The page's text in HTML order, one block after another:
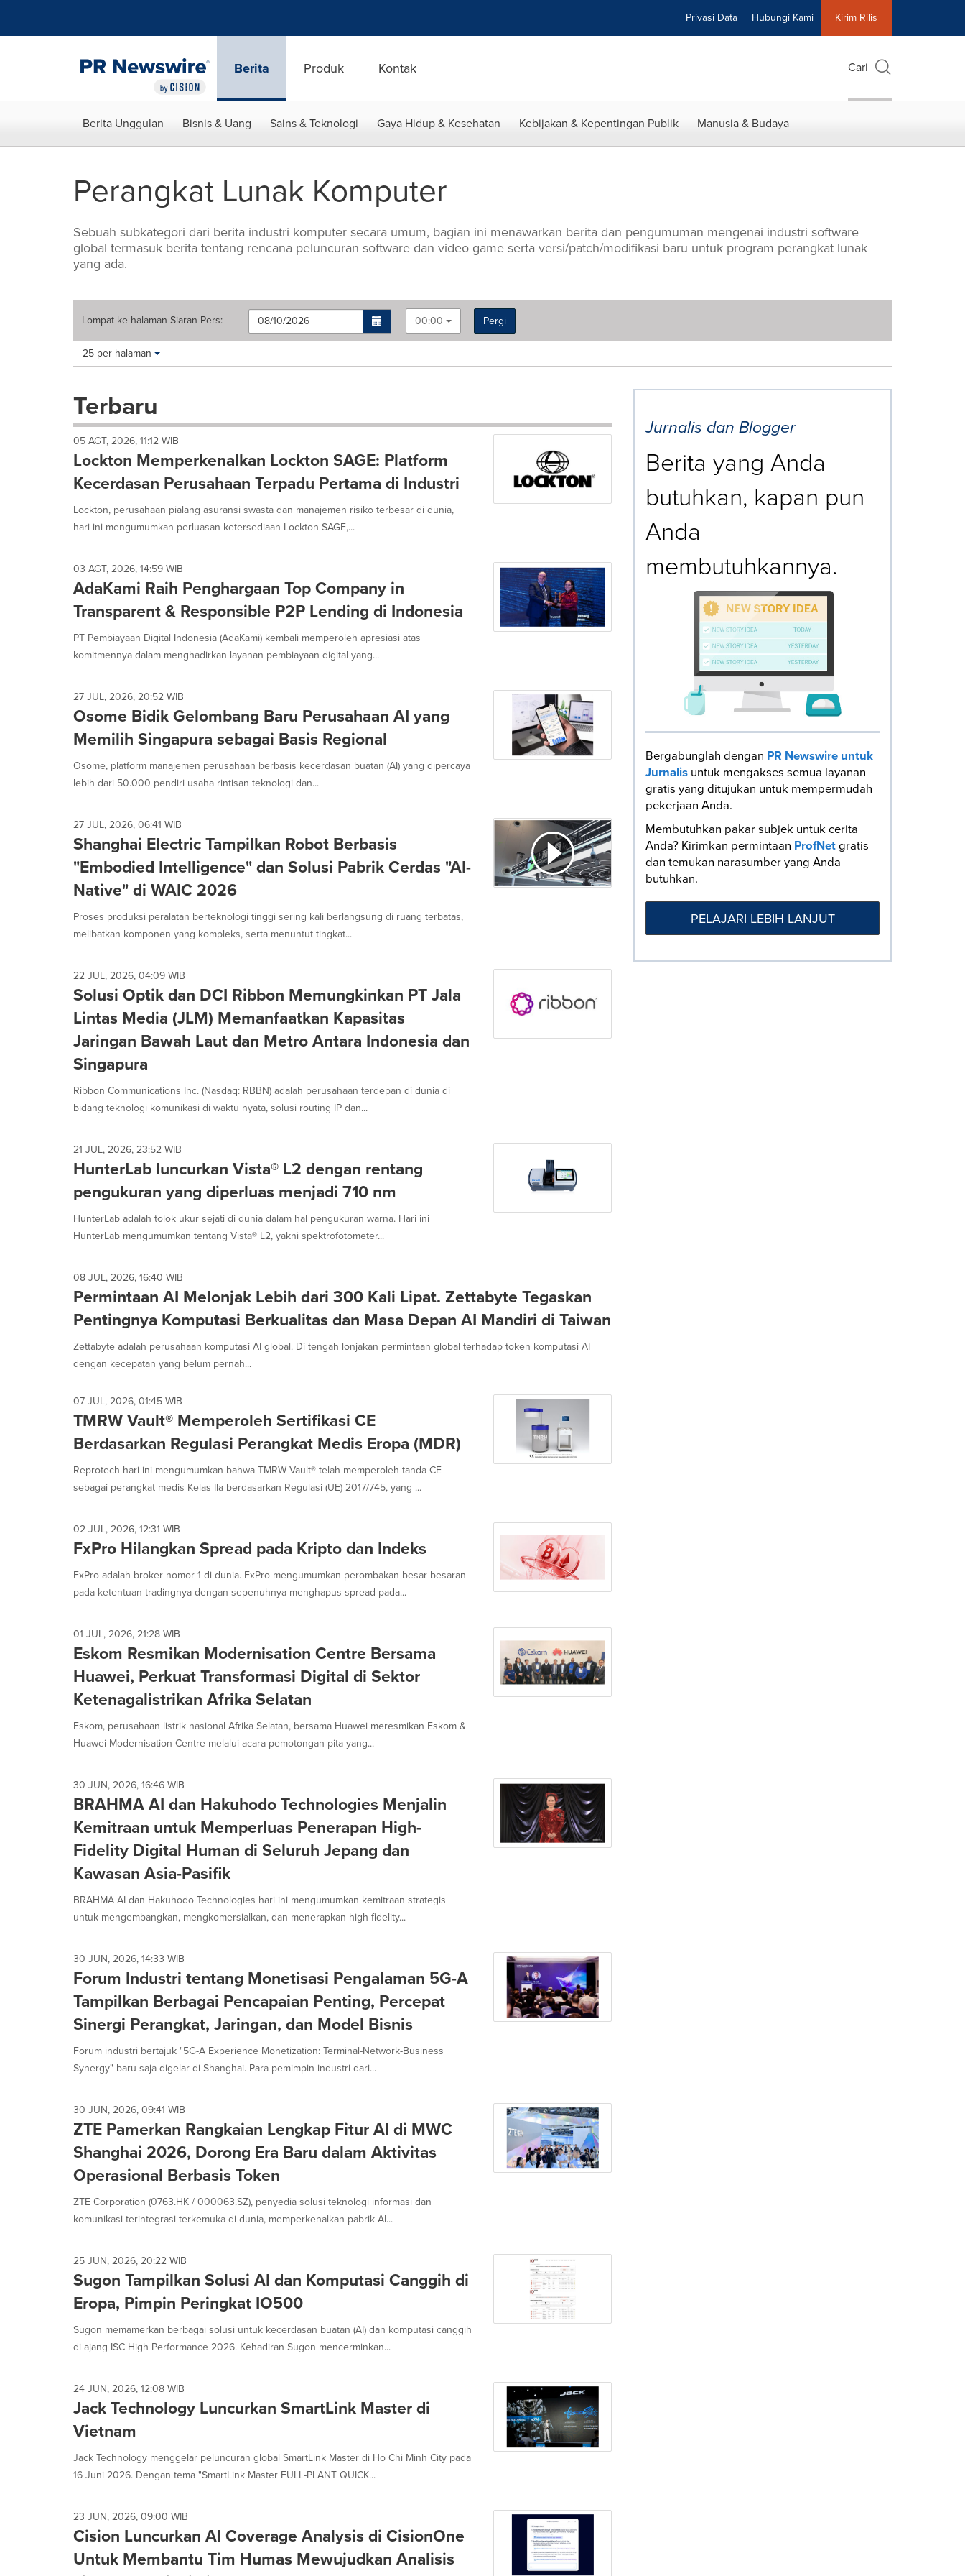
Privasi Data Hubungi Kami Kirim Rilis
Berita Produk Kontak Cari
Berita Unggulan Bisnis & Uang Sains & Teknologi Gaya Hidup & Kesehatan Kebijakan & Kepentingan Publik Manusia & Budaya
Perangkat Lunak Komputer
Sebuah subkategori dari berita industri komputer secara umum, bagian ini menawarkan berita dan pengumuman mengenai industri software
global termasuk berita tentang rencana peluncuran software dan video game serta versi/patch/modifikasi baru untuk program perangkat lunak
yang ada.
Lompat ke halaman Siaran Pers: 00:00
Pergi
Making
these
dropdown
cause
content
on
this
page
change.
listings
will
update
as
each
option
is
selected.
Items per page:
25 per halaman
Terbaru
05 AGT, 2026, 11:12 WIB
Lockton Memperkenalkan Lockton SAGE: Platform
Kecerdasan Perusahaan Terpadu Pertama di Industri
Lockton, perusahaan pialang asuransi swasta dan manajemen risiko terbesar di dunia,
hari ini mengumumkan perluasan ketersediaan Lockton SAGE,...
03 AGT, 2026, 14:59 WIB
AdaKami Raih Penghargaan Top Company in
Transparent & Responsible P2P Lending di Indonesia
PT Pembiayaan Digital Indonesia (AdaKami) kembali memperoleh apresiasi atas
komitmennya dalam menghadirkan layanan pembiayaan digital yang...
27 JUL, 2026, 20:52 WIB
Osome Bidik Gelombang Baru Perusahaan AI yang
Memilih Singapura sebagai Basis Regional
Osome, platform manajemen perusahaan berbasis kecerdasan buatan (AI) yang dipercaya
lebih dari 50.000 pendiri usaha rintisan teknologi dan...
27 JUL, 2026, 06:41 WIB
Shanghai Electric Tampilkan Robot Berbasis
"Embodied Intelligence" dan Solusi Pabrik Cerdas "AI-
Native" di WAIC 2026
Proses produksi peralatan berteknologi tinggi sering kali berlangsung di ruang terbatas,
melibatkan komponen yang kompleks, serta menuntut tingkat...
22 JUL, 2026, 04:09 WIB
Solusi Optik dan DCI Ribbon Memungkinkan PT Jala
Lintas Media (JLM) Memanfaatkan Kapasitas
Jaringan Bawah Laut dan Metro Antara Indonesia dan
Singapura
Ribbon Communications Inc. (Nasdaq: RBBN) adalah perusahaan terdepan di dunia di
bidang teknologi komunikasi di waktu nyata, solusi routing IP dan...
21 JUL, 2026, 23:52 WIB
HunterLab luncurkan Vista® L2 dengan rentang
pengukuran yang diperluas menjadi 710 nm
HunterLab adalah tolok ukur sejati di dunia dalam hal pengukuran warna. Hari ini
HunterLab mengumumkan tentang Vista® L2, yakni spektrofotometer...
08 JUL, 2026, 16:40 WIB
Permintaan AI Melonjak Lebih dari 300 Kali Lipat. Zettabyte Tegaskan
Pentingnya Komputasi Berkualitas dan Masa Depan AI Mandiri di Taiwan
Zettabyte adalah perusahaan komputasi AI global. Di tengah lonjakan permintaan global terhadap token komputasi AI
dengan kecepatan yang belum pernah...
07 JUL, 2026, 01:45 WIB
TMRW Vault® Memperoleh Sertifikasi CE
Berdasarkan Regulasi Perangkat Medis Eropa (MDR)
Reprotech hari ini mengumumkan bahwa TMRW Vault® telah memperoleh tanda CE
sebagai perangkat medis Kelas IIa berdasarkan Regulasi (UE) 2017/745, yang ...
02 JUL, 2026, 12:31 WIB
FxPro Hilangkan Spread pada Kripto dan Indeks
FxPro adalah broker nomor 1 di dunia. FxPro mengumumkan perombakan besar-besaran
pada ketentuan tradingnya dengan sepenuhnya menghapus spread pada...
01 JUL, 2026, 21:28 WIB
Eskom Resmikan Modernisation Centre Bersama
Huawei, Perkuat Transformasi Digital di Sektor
Ketenagalistrikan Afrika Selatan
Eskom, perusahaan listrik nasional Afrika Selatan, bersama Huawei meresmikan Eskom &
Huawei Modernisation Centre melalui acara pemotongan pita yang...
30 JUN, 2026, 16:46 WIB
BRAHMA AI dan Hakuhodo Technologies Menjalin
Kemitraan untuk Memperluas Penerapan High-
Fidelity Digital Human di Seluruh Jepang dan
Kawasan Asia-Pasifik
BRAHMA AI dan Hakuhodo Technologies hari ini mengumumkan kemitraan strategis
untuk mengembangkan, mengkomersialkan, dan menerapkan high-fidelity...
30 JUN, 2026, 14:33 WIB
Forum Industri tentang Monetisasi Pengalaman 5G-A
Tampilkan Berbagai Pencapaian Penting, Percepat
Sinergi Perangkat, Jaringan, dan Model Bisnis
Forum industri bertajuk "5G-A Experience Monetization: Terminal-Network-Business
Synergy" baru saja digelar di Shanghai. Para pemimpin industri dari...
30 JUN, 2026, 09:41 WIB
ZTE Pamerkan Rangkaian Lengkap Fitur AI di MWC
Shanghai 2026, Dorong Era Baru dalam Aktivitas
Operasional Berbasis Token
ZTE Corporation (0763.HK / 000063.SZ), penyedia solusi teknologi informasi dan
komunikasi terintegrasi terkemuka di dunia, memperkenalkan pabrik AI...
25 JUN, 2026, 20:22 WIB
Sugon Tampilkan Solusi AI dan Komputasi Canggih di
Eropa, Pimpin Peringkat IO500
Sugon memamerkan berbagai solusi untuk kecerdasan buatan (AI) dan komputasi canggih
di ajang ISC High Performance 2026. Kehadiran Sugon mencerminkan...
24 JUN, 2026, 12:08 WIB
Jack Technology Luncurkan SmartLink Master di
Vietnam
Jack Technology menggelar peluncuran global SmartLink Master di Ho Chi Minh City pada
16 Juni 2026. Dengan tema "SmartLink Master FULL-PLANT QUICK...
23 JUN, 2026, 09:00 WIB
Cision Luncurkan AI Coverage Analysis di CisionOne
Untuk Membantu Tim Humas Mewujudkan Analisis
Jurnalis dan Blogger
Berita yang Anda
butuhkan, kapan pun
Anda
membutuhkannya.
Bergabunglah dengan PR Newswire untuk
Jurnalis untuk mengakses semua layanan
gratis yang ditujukan untuk mempermudah
pekerjaan Anda.
Membutuhkan pakar subjek untuk cerita
Anda? Kirimkan permintaan ProfNetgratis
dan temukan narasumber yang Anda
butuhkan.
PELAJARI LEBIH LANJUT